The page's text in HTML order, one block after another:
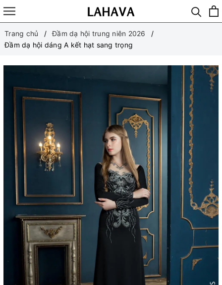
Trang chủ
Đầm dạ hội trung niên 2026
Đầm dạ hội dáng A kết hạt sang trọng